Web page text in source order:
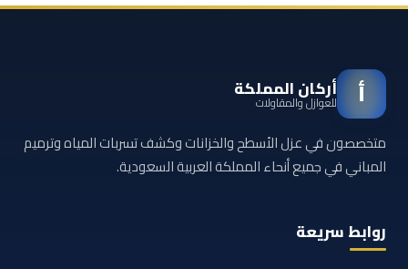
أ أركان المملكة
للعوازل والمقاولات
متخصصون في عزل الأسطح والخزانات وكشف تسربات المياه وترميم
المباني في جميع أنحاء المملكة العربية السعودية.
روابط سريعة